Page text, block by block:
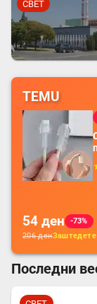
СВЕТ
TEMU
54 ден
-73%
206денЗаштедете
Последни